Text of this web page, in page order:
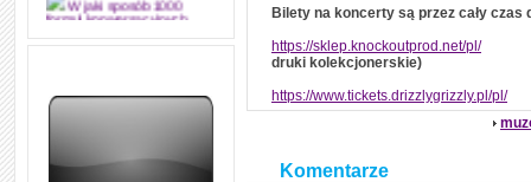
W jaki sposób 1000
formuł konwersacyjnych
pozwoli Ci opanować język
Angielskie przyimki
Bilety na koncerty są przez cały czas
https://sklep.knockoutprod.net/pl/
druki kolekcjonerskie)
https://www.tickets.drizzlygrizzly.pl/pl/
Komentarze